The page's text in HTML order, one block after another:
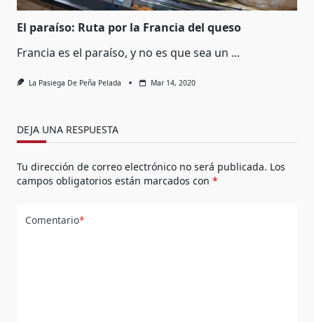
El paraíso: Ruta por la Francia del queso
Francia es el paraíso, y no es que sea un ...
La Pasiega De Peña Pelada Mar 14, 2020
DEJA UNA RESPUESTA
Tu dirección de correo electrónico no será publicada. Los
campos obligatorios están marcados con *
Comentario*